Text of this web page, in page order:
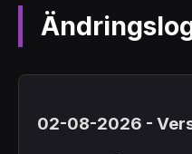
02-08-2026 -